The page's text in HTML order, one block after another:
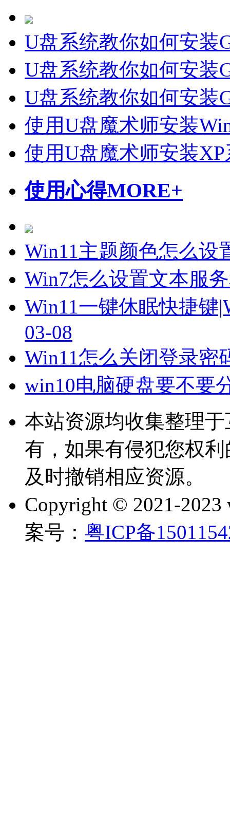
U盘系统教你如何安装
U盘系统教你如何安装
U盘系统教你如何安装
使用U盘魔术师安装
使用U盘魔术师安装
使用心得MORE+
Win11主题颜色怎么设
Win7怎么设置文本服
Win11一键休眠快捷键
03-08
Win11怎么关闭登录密
win10电脑硬盘要不要
本站资源均收集整理
有，如果有侵犯您权
及时撤销相应资源。
Copyright © 2021-2023
案号： 粤ICP备